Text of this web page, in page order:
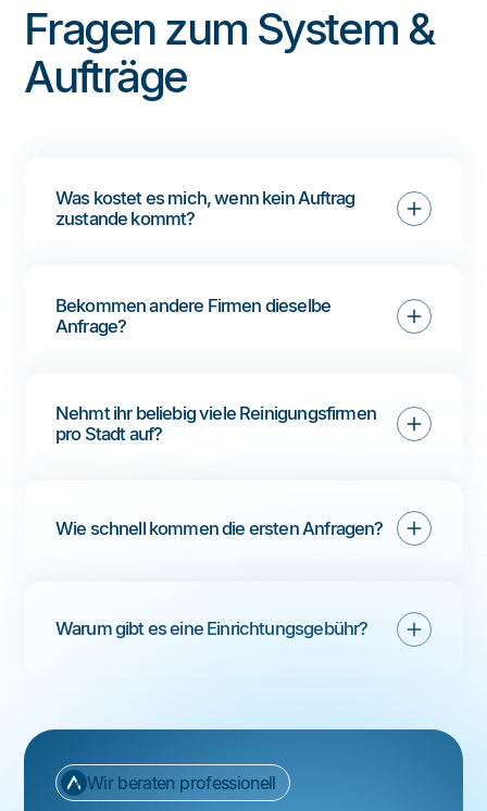
Fragen zum System &
Aufträge
Was kostet es mich, wenn kein Auftrag
zustande kommt?
Bekommen andere Firmen dieselbe
Anfrage?
Nehmt ihr beliebig viele Reinigungsfirmen
pro Stadt auf?
Wie schnell kommen die ersten Anfragen?
Warum gibt es eine Einrichtungsgebühr?
Wir beraten professionell